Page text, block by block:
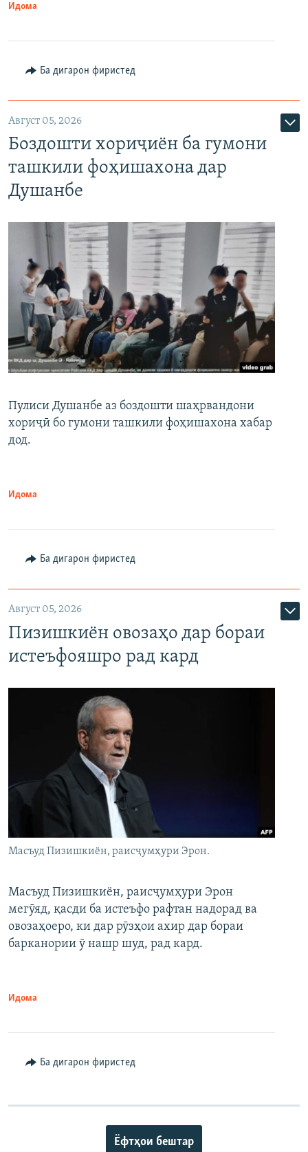
Идома
Ба дигарон фиристед
Август 05, 2026
Боздошти хориҷиён ба гумони
ташкили фоҳишахона дар
Душанбе
Пулиси Душанбе аз боздошти шаҳрвандони
хориҷӣ бо гумони ташкили фоҳишахона хабар
дод.
Идома
Ба дигарон фиристед
Август 05, 2026
Пизишкиён овозаҳо дар бораи
истеъфояшро рад кард
Масъуд Пизишкиён, раисҷумҳури Эрон.
Масъуд Пизишкиён, раисҷумҳури Эрон
мегӯяд, қасди ба истеъфо рафтан надорад ва
овозаҳоеро, ки дар рӯзҳои ахир дар бораи
барканории ӯ нашр шуд, рад кард.
Идома
Ба дигарон фиристед
Ёфтҳои бештар